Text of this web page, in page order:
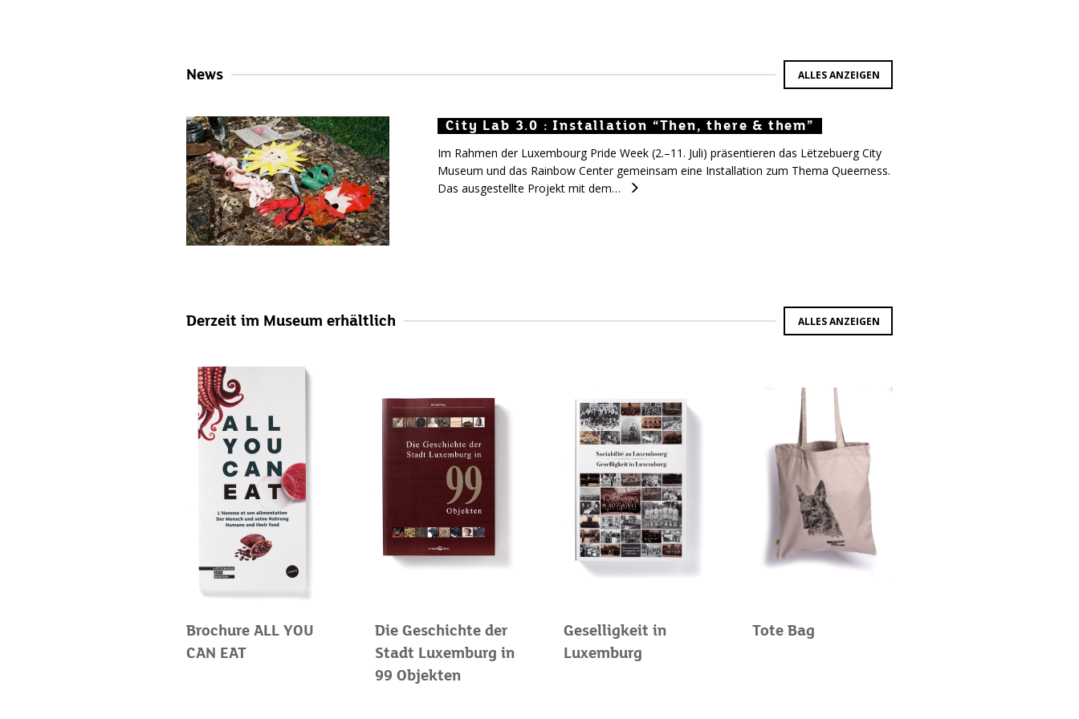
News ALLES ANZEIGEN
City Lab 3.0 : Installation “Then, there & them”
City Lab 3.0 : Installation “Then, there & them”
City Lab 3.0 : Installation “Then, there & them”
Im Rahmen der Luxembourg Pride Week (2.–11. Juli) präsentieren das Lëtzebuerg City
Museum und das Rainbow Center gemeinsam eine Installation zum Thema Queerness.
Das ausgestellte Projekt mit dem…
Derzeit im Museum erhältlich ALLES ANZEIGEN
Brochure ALL YOU
CAN EAT
Die Geschichte der
Stadt Luxemburg in
99 Objekten
Geselligkeit in
Luxemburg
Tote Bag